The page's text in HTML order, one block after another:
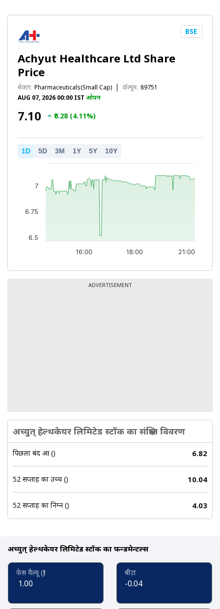
Achyut Healthcare Ltd Share
Price
सेक्टर: Pharmaceuticals(Small Cap) वॉल्यूम: 89751
AUG 07, 2026 00:00 IST ओपन
BSE
₹7.10 ₹0.28 (4.11%)
1D 5D 3M 1Y 5Y 10Y
21:00
16:00 18:00
6.5
6.75
7
ADVERTISEMENT
अच्युत् हेल्थकेयर लिमिटेड स्टॉक का संक्षिप्त विवरण
पिछला बंद हुआ (₹) 6.82
52 सप्ताह का उच्च (₹) 10.04
52 सप्ताह का निम्न (₹) 4.03
अच्युत् हेल्थकेयर लिमिटेड स्टॉक का फन्डमेन्टल्स
फेस वैल्यू (₹)
1.00
बीटा
-0.04